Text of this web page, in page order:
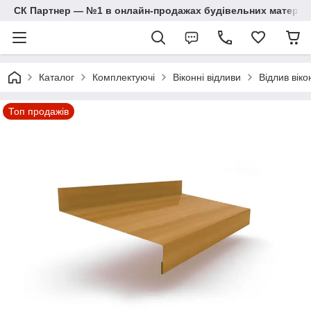
СК Партнер — №1 в онлайн-продажах будівельних
Каталог Комплектуючі Віконні відливи Відлив
Топ продажів